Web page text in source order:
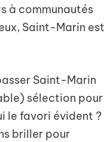
à communautés
Saint-Marin
Saint-Marin
sélection pour
le favori évident ?
briller pour